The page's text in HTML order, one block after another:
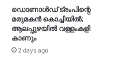
ഡൊണാൾഡ് ട്രംപിന്റെ
മരുമകൻ കൊച്ചിയിൽ;
ആലപ്പുഴയിൽ വള്ളംകളി
കാണും
2 days ago